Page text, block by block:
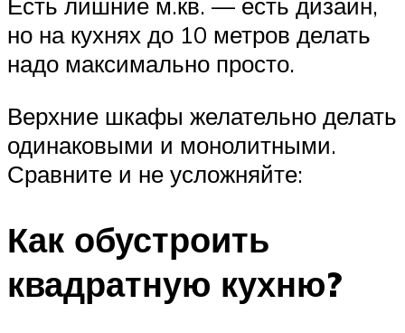
но на кухнях до 10 метров делать
надо максимально просто.
Верхние шкафы желательно делать
одинаковыми и монолитными.
Сравните и не усложняйте:
Как обустроить
квадратную кухню?